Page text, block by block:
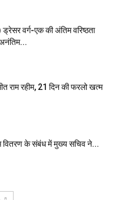
वर्ग-एक की अंतिम वरिष्ठता
राम रहीम, 21 दिन की फरलो खत्म
वितरण के संबंध में मुख्य सचिव ने...